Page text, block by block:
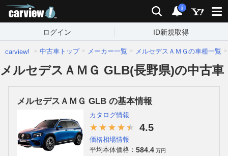
検索 通知
i
ログイン ID新規取得
carview! 中古車トップ メーカー一覧 メルセデスＡＭＧの車種一覧
メルセデスＡＭＧ GLB(長野県)の中古車
メルセデスＡＭＧ GLB の基本情報
カタログ情報
4.5
価格相場情報
平均本体価格： 584.4 万円